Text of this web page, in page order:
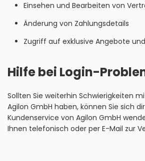
Einsehen und Bearbeiten von
Änderung von Zahlungsdetails
Zugriff auf exklusive Angebote
Hilfe bei Login-
Sollten Sie weiterhin Schwierigkeiten
Agilon GmbH haben, können Sie sich
Kundenservice von Agilon GmbH
Ihnen telefonisch oder per E-Mail zur